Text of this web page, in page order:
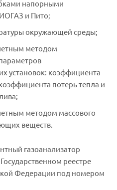
напорными
и Пито;
окружающей среды;
методом
установок: коэффициента
потерь тепла и
методом массового
веществ.
газоанализатор
реестре
Федерации под номером